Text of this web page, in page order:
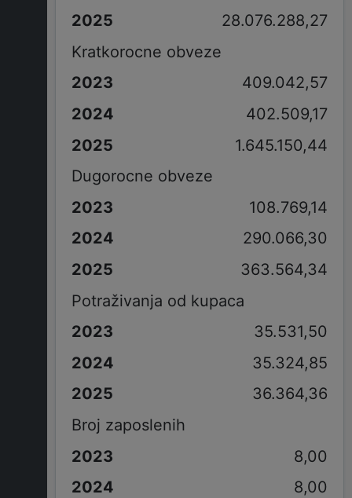
28.076.288,27
Kratkorocne obveze
409.042,57
402.509,17
1.645.150,44
Dugorocne obveze
108.769,14
290.066,30
363.564,34
Potraživanja od kupaca
35.531,50
35.324,85
36.364,36
Broj zaposlenih
8,00
8,00